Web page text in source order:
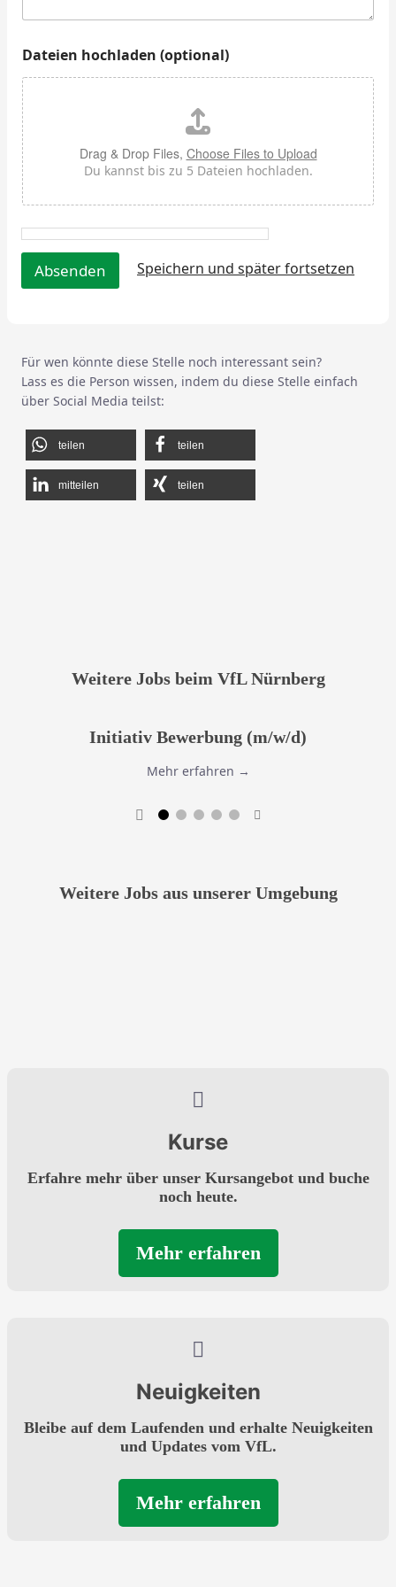
a
d
e
n
Dateien hochladen (optional)
Drag & Drop Files, Choose Files to Upload
Du kannst bis zu 5 Dateien hochladen.
Absenden Speichern und später fortsetzen
Für wen könnte diese Stelle noch interessant sein?
Lass es die Person wissen, indem du diese Stelle einfach
über Social Media teilst:
teilen teilen
mitteilen teilen
Weitere Jobs beim VfL Nürnberg
Initiativ Bewerbung (m/w/d)
Mehr erfahren →
Volleyball Trainer (m/w/d)
Mehr erfahren →
Fußball Trainer Jugend (m/w/d)
Mehr erfahren →
Weitere Jobs aus unserer Umgebung
Kurse
Erfahre mehr über unser Kursangebot und buche
noch heute.
Mehr erfahren
Neuigkeiten
Bleibe auf dem Laufenden und erhalte Neuigkeiten
und Updates vom VfL.
Mehr erfahren